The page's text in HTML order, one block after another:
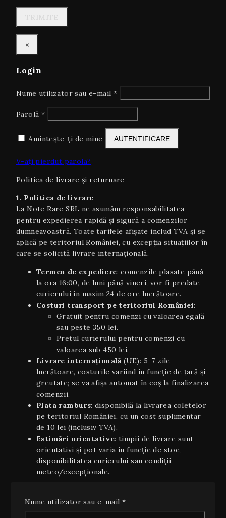
×
Login
Nume utilizator sau e-mail *Necesar
Parolă *Necesar
Amintește-ți de mine AUTENTIFICARE
V-ați pierdut parola?
Politica de livrare și returnare
1. Politica de livrare
La Note Rare SRL ne asumăm responsabilitatea
pentru expedierea rapidă și sigură a comenzilor
dumneavoastră. Toate tarifele afișate includ TVA și se
aplică pe teritoriul României, cu excepția situaţiilor în
care se solicită livrare internaţională.
Termen de expediere: comenzile plasate până
la ora 16:00, de luni până vineri, vor fi predate
curierului în maxim 24 de ore lucrătoare.
Costuri transport pe teritoriul României:
Gratuit pentru comenzi cu valoarea egală
sau peste 350 lei.
Pretul curierului pentru comenzi cu
valoarea sub 450 lei.
Livrare internaţională (UE): 5–7 zile
lucrătoare, costurile variind în funcție de țară și
greutate; se va afișa automat în coș la finalizarea
comenzii.
Plata ramburs: disponibilă la livrarea coletelor
pe teritoriul României, cu un cost suplimentar
de 10 lei (inclusiv TVA).
Estimări orientative: timpii de livrare sunt
orientativi şi pot varia în funcție de stoc,
disponibilitatea curierului sau condiții
meteo/excepționale.
Conform OUG 34/2014 și Directivei UE 2011/83/UE
privind drepturile consumatorilor, aveți dreptul să vă
Nume utilizator sau e-mail *Necesar